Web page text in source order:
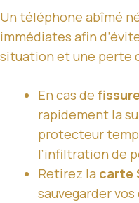
Un téléphone abîmé
immédiates afin
situation et une perte
En cas de
rapidement la
protecteur
l’infiltration de
Retirez la carte
sauvegarder